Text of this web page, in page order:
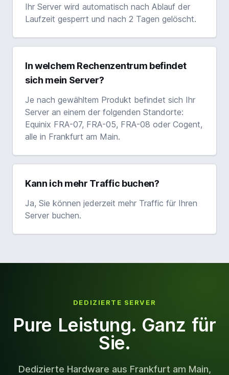
Ihr Server wird automatisch nach Ablauf der
Laufzeit gesperrt und nach 2 Tagen gelöscht.
In welchem Rechenzentrum befindet
sich mein Server?
Je nach gewähltem Produkt befindet sich Ihr
Server an einem der folgenden Standorte:
Equinix FRA-07, FRA-05, FRA-08 oder Cogent,
alle in Frankfurt am Main.
Kann ich mehr Traffic buchen?
Ja, Sie können jederzeit mehr Traffic für Ihren
Server buchen.
DEDIZIERTE SERVER
Pure Leistung. Ganz für
Sie.
Dedizierte Hardware aus Frankfurt am Main,